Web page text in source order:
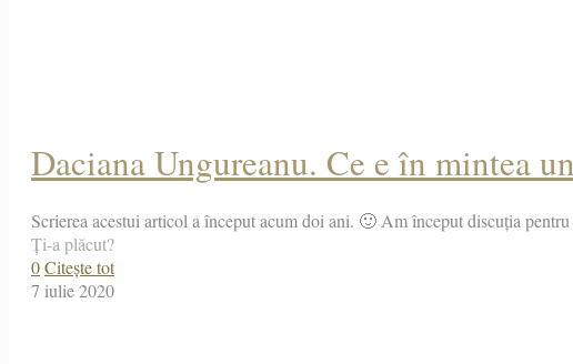
Daciana Ungureanu. Ce e în mintea
Scrierea acestui articol a început acum doi ani. 🙂 Am început discuția
Ți-a plăcut?
0Citește tot
7 iulie 2020